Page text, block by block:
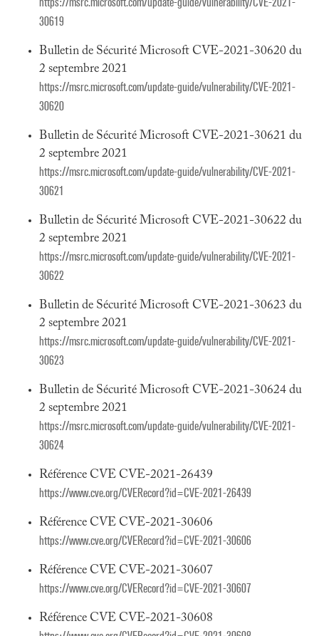
30619
Bulletin de Sécurité Microsoft CVE-2021-30620 du
2 septembre 2021
https://msrc.microsoft.com/update-guide/vulnerability/CVE-2021-
30620
Bulletin de Sécurité Microsoft CVE-2021-30621 du
2 septembre 2021
https://msrc.microsoft.com/update-guide/vulnerability/CVE-2021-
30621
Bulletin de Sécurité Microsoft CVE-2021-30622 du
2 septembre 2021
https://msrc.microsoft.com/update-guide/vulnerability/CVE-2021-
30622
Bulletin de Sécurité Microsoft CVE-2021-30623 du
2 septembre 2021
https://msrc.microsoft.com/update-guide/vulnerability/CVE-2021-
30623
Bulletin de Sécurité Microsoft CVE-2021-30624 du
2 septembre 2021
https://msrc.microsoft.com/update-guide/vulnerability/CVE-2021-
30624
Référence CVE CVE-2021-26439
https://www.cve.org/CVERecord?id=CVE-2021-26439
Référence CVE CVE-2021-30606
https://www.cve.org/CVERecord?id=CVE-2021-30606
Référence CVE CVE-2021-30607
https://www.cve.org/CVERecord?id=CVE-2021-30607
Référence CVE CVE-2021-30608